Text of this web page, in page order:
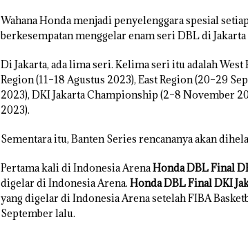
Wahana Honda menjadi penyelenggara spesial
berkesempatan menggelar enam seri DBL di Jakarta
Di Jakarta, ada lima seri. Kelima seri itu adalah
Region (11–18 Agustus 2023), East Region (20–29
2023), DKI Jakarta Championship (2–8 November
2023).
Sementara itu, Banten Series rencananya akan
Pertama kali di Indonesia ArenaHonda DBL Final
digelar di Indonesia Arena. Honda DBL Final DKI
yang digelar di Indonesia Arena setelah FIBA
September lalu.